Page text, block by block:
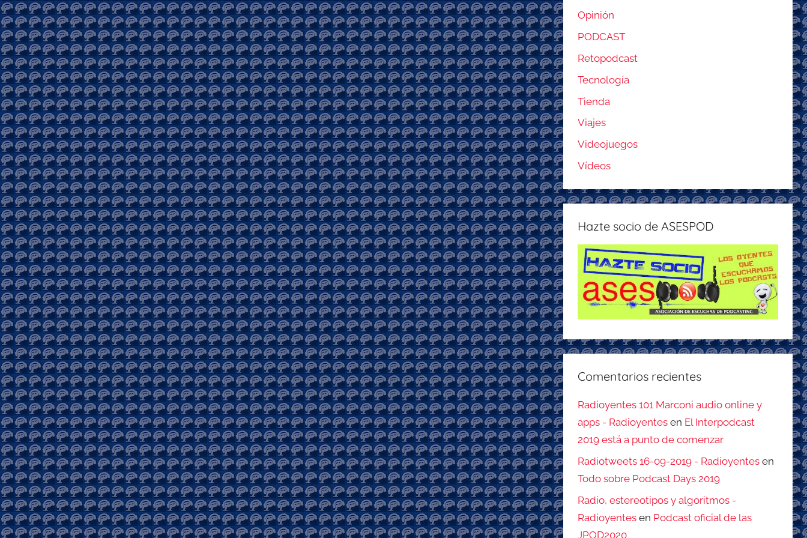
Opinión
PODCAST
Retopodcast
Tecnología
Tienda
Viajes
Videojuegos
Vídeos
Hazte socio de ASESPOD
Comentarios recientes
Radioyentes 101 Marconi audio online y
apps - Radioyentes en El Interpodcast
2019 está a punto de comenzar
Radiotweets 16-09-2019 - Radioyentes en
Todo sobre Podcast Days 2019
Radio, estereotipos y algoritmos -
Radioyentes en Podcast oficial de las
JPOD2020